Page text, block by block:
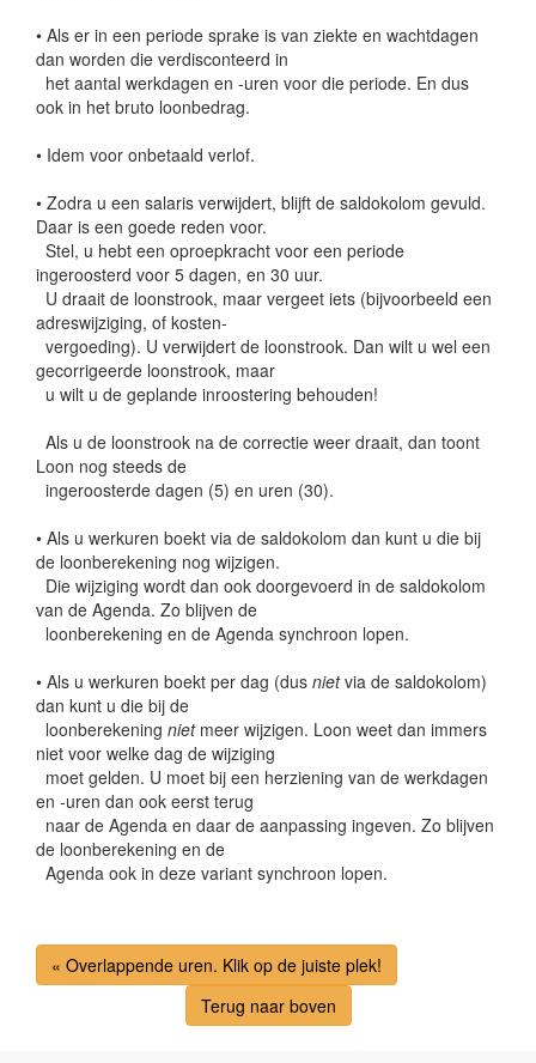
• Als er in een periode sprake is van ziekte en wachtdagen
dan worden die verdisconteerd in
het aantal werkdagen en -uren voor die periode. En dus
ook in het bruto loonbedrag.
• Idem voor onbetaald verlof.
• Zodra u een salaris verwijdert, blijft de saldokolom gevuld.
Daar is een goede reden voor.
Stel, u hebt een oproepkracht voor een periode
ingeroosterd voor 5 dagen, en 30 uur.
U draait de loonstrook, maar vergeet iets (bijvoorbeeld een
adreswijziging, of kosten-
vergoeding). U verwijdert de loonstrook. Dan wilt u wel een
gecorrigeerde loonstrook, maar
u wilt u de geplande inroostering behouden!
Als u de loonstrook na de correctie weer draait, dan toont
Loon nog steeds de
ingeroosterde dagen (5) en uren (30).
• Als u werkuren boekt via de saldokolom dan kunt u die bij
de loonberekening nog wijzigen.
Die wijziging wordt dan ook doorgevoerd in de saldokolom
van de Agenda. Zo blijven de
loonberekening en de Agenda synchroon lopen.
• Als u werkuren boekt per dag (dus nietvia de saldokolom)
dan kunt u die bij de
loonberekening nietmeer wijzigen. Loon weet dan immers
niet voor welke dag de wijziging
moet gelden. U moet bij een herziening van de werkdagen
en -uren dan ook eerst terug
naar de Agenda en daar de aanpassing ingeven. Zo blijven
de loonberekening en de
Agenda ook in deze variant synchroon lopen.
« Overlappende uren. Klik op de juiste plek!
Terug naar boven